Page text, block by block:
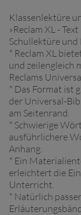
Klassenlektüre
»Reclam XL -
Schullektüre
* Reclam XL
und zeilengleich
Reclams
* Das Format ist
der Universal-
am Seitenrand.
* Schwierige
ausführlichere
Anhang.
* Ein
erleichtert die
Unterricht.
* Natürlich